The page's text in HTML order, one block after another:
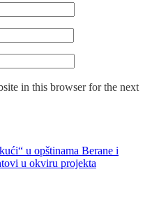
in this browser for the next
u opštinama Berane i
u okviru projekta